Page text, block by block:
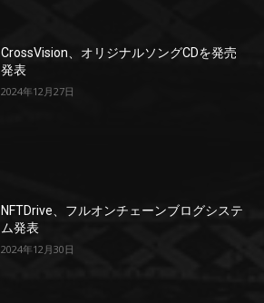
CrossVision、オリジナルソングCDを発売
発表
2024年12月27日
NFTDrive、フルオンチェーンブログシステ
ム発表
2024年12月30日